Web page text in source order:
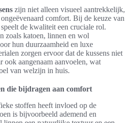
zijn niet alleen visueel aantrekkelijk,
comfort. Bij de keuze van
de kwaliteit een cruciale rol.
zoals katoen, linnen en wol
hun duurzaamheid en luxe
zorgen ervoor dat de kussens niet
ook aangenaam aanvoelen, wat
van welzijn in huis.
die bijdragen aan comfort
stoffen heeft invloed op de
is bijvoorbeeld ademend en